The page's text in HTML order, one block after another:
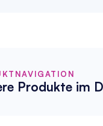
Produkte im